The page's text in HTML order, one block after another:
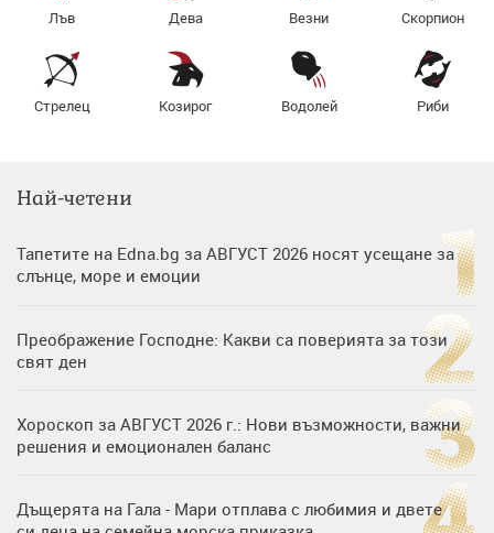
Лъв Дева Везни Скорпион
Стрелец Козирог Водолей Риби
Най-четени
Тапетите на Edna.bg за АВГУСТ 2026 носят усещане за
слънце, море и емоции
Преображение Господне: Какви са поверията за този
свят ден
Хороскоп за АВГУСТ 2026 г.: Нови възможности, важни
решения и емоционален баланс
Дъщерята на Гала - Мари отплава с любимия и двете